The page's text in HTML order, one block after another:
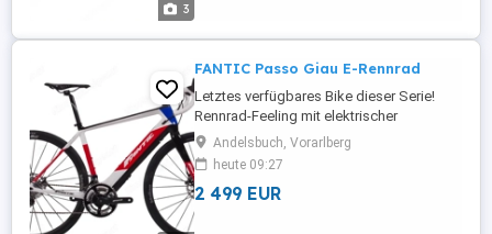
3
X Performance EVOL ...
FANTIC Passo Giau E-Rennrad
Letztes verfügbares Bike dieser Serie!
Rennrad-Feeling mit elektrischer
Unterstützung! Zustand: neu, unbenutzt
Einzelstück in Rahmengröße L
(Köpergröße ca. 175 190 cm) Neupreis:
5.199 - Fazua midmount 250 Wh - SRAM
Andelsbuch, Vorarlberg
heute 09:27
2 499 EUR